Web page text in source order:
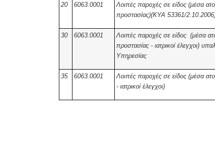
20 6063.0001
Λοιπές παροχές σε είδος (μέσα
προστασίας)(ΚΥΑ 53361/
30 6063.0001
Λοιπές παροχές σε είδος (μέσα
προστασίας - ιατρικοί έλεγχοι)
Υπηρεσίας
35 6063.0001
Λοιπές παροχές σε είδος (μέσα
- ιατρικοί έλεγχοι)